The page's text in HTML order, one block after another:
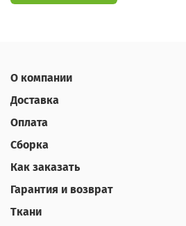
О компании
Доставка
Оплата
Сборка
Как заказать
Гарантия и возврат
Ткани